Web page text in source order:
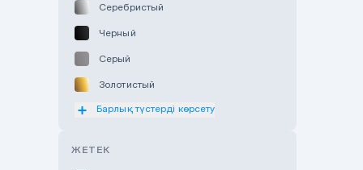
Серебристый
Черный
Серый
Золотистый
Оранжевый
Барлық түстерді көрсету
ЖЕТЕК